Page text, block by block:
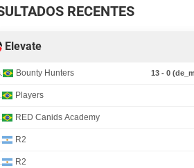
RECENTES
Elevate
Bounty Hunters 13 - 0
Players
RED Canids Academy
R2
R2